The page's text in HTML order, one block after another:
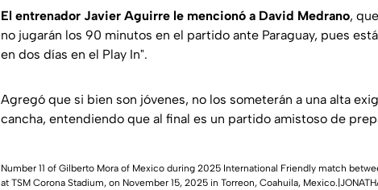
El entrenador Javier Aguirre le mencionó a David Medrano,
no jugarán los 90 minutos en el partido ante Paraguay, pues
en dos días en el Play In".
Agregó que si bien son jóvenes, no los someterán a una alta
cancha, entendiendo que al final es un partido amistoso de
Number 11 of Gilberto Mora of Mexico during 2025 International Friendly match
at TSM Corona Stadium, on November 15, 2025 in Torreon, Coahuila,